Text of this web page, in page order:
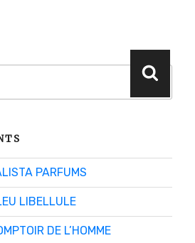
PARFUMS
LIBELLULE
DE L’HOMME